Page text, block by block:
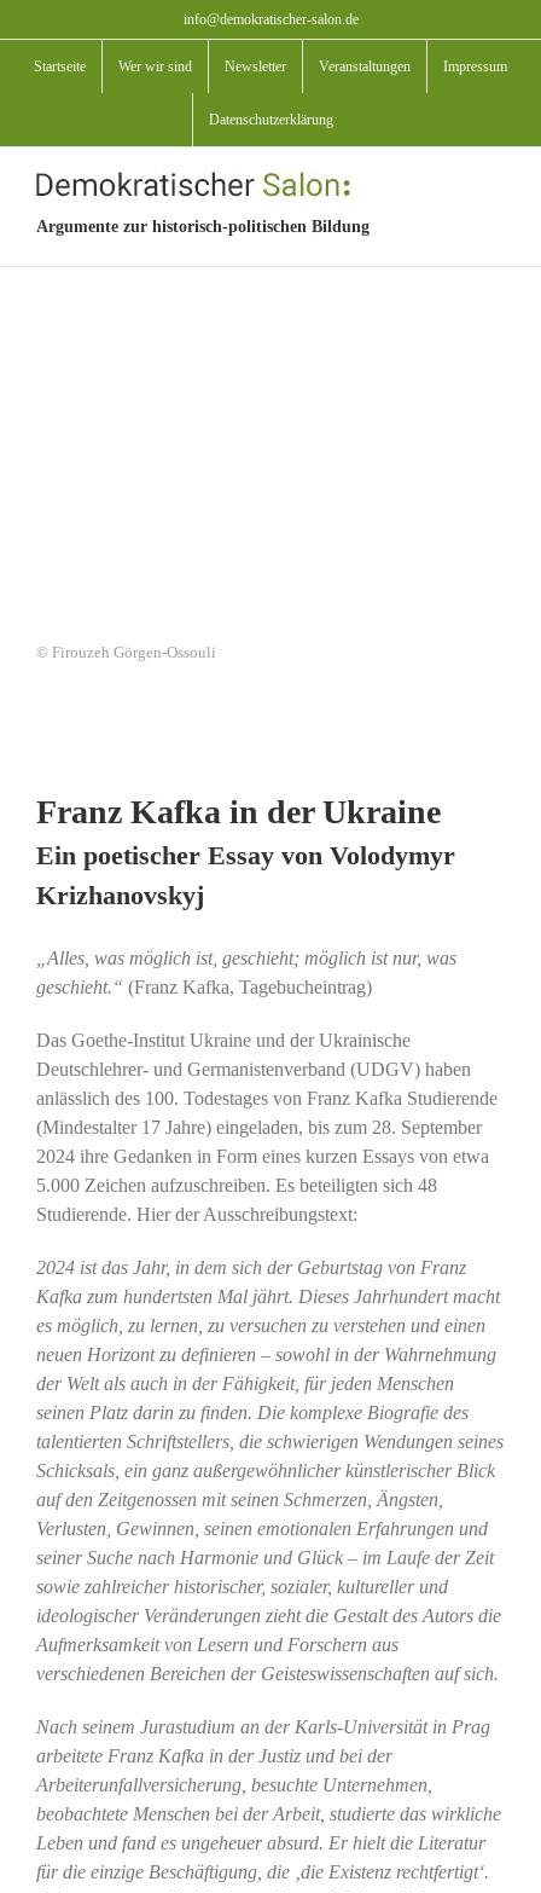
Inhalt
springen
info@demokratischer-salon.de
Startseite Wer wir sind Newsletter Veranstaltungen Impressum
Datenschutzerklärung
Argumente zur historisch-politischen Bildung
© Firouzeh Görgen-Ossouli
Franz Kafka in der Ukraine
Ein poetischer Essay von Volodymyr
Krizhanovskyj
„Alles, was möglich ist, geschieht; möglich ist nur, was
geschieht.“ (Franz Kafka, Tagebucheintrag)
Das Goethe-Institut Ukraine und der Ukrainische
Deutschlehrer- und Germanistenverband (UDGV) haben
anlässlich des 100. Todestages von Franz Kafka Studierende
(Mindestalter 17 Jahre) eingeladen, bis zum 28. September
2024 ihre Gedanken in Form eines kurzen Essays von etwa
5.000 Zeichen aufzuschreiben. Es beteiligten sich 48
Studierende. Hier der Ausschreibungstext:
2024 ist das Jahr, in dem sich der Geburtstag von Franz
Kafka zum hundertsten Mal jährt. Dieses Jahrhundert macht
es möglich, zu lernen, zu versuchen zu verstehen und einen
neuen Horizont zu definieren – sowohl in der Wahrnehmung
der Welt als auch in der Fähigkeit, für jeden Menschen
seinen Platz darin zu finden. Die komplexe Biografie des
talentierten Schriftstellers, die schwierigen Wendungen seines
Schicksals, ein ganz außergewöhnlicher künstlerischer Blick
auf den Zeitgenossen mit seinen Schmerzen, Ängsten,
Verlusten, Gewinnen, seinen emotionalen Erfahrungen und
seiner Suche nach Harmonie und Glück – im Laufe der Zeit
sowie zahlreicher historischer, sozialer, kultureller und
ideologischer Veränderungen zieht die Gestalt des Autors die
Aufmerksamkeit von Lesern und Forschern aus
verschiedenen Bereichen der Geisteswissenschaften auf sich.
Nach seinem Jurastudium an der Karls-Universität in Prag
arbeitete Franz Kafka in der Justiz und bei der
Arbeiterunfallversicherung, besuchte Unternehmen,
beobachtete Menschen bei der Arbeit, studierte das wirkliche
Leben und fand es ungeheuer absurd. Er hielt die Literatur
für die einzige Beschäftigung, die ‚die Existenz rechtfertigt‘.